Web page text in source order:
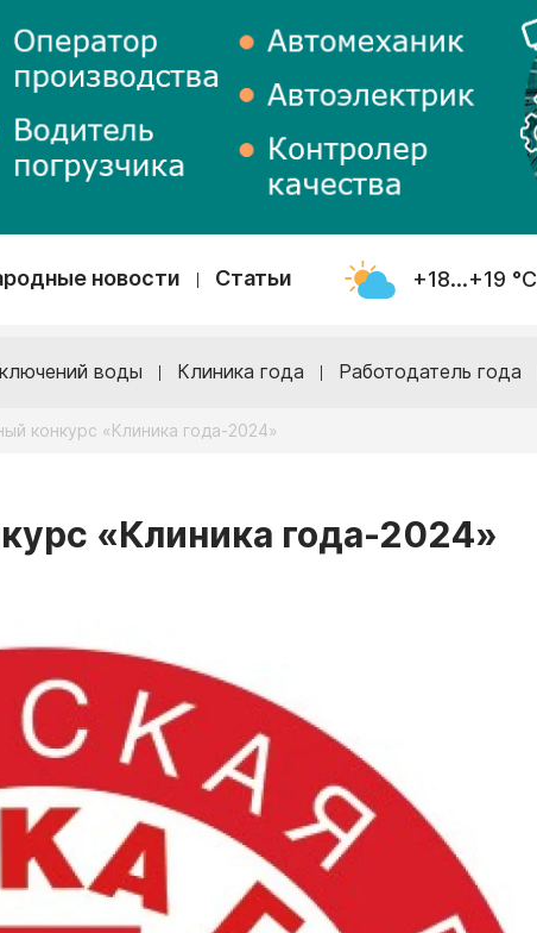
новости Статьи +18...+19 °С
воды Клиника года Работодатель года
конкурс «Клиника года-2024»
«Клиника года-2024»